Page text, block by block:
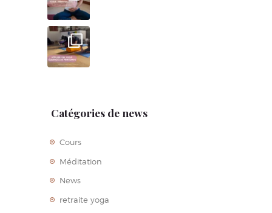
Catégories de news
Cours
Méditation
News
retraite yoga